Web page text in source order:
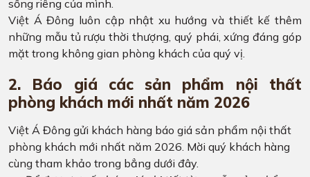
sống riêng của mình.
Việt Á Đông luôn cập nhật xu hướng và thiết kế thêm
những mẫu tủ rượu thời thượng, quý phái, xứng đáng góp
mặt trong không gian phòng khách của quý vị.
2. Báo giá các sản phẩm nội thất
phòng khách mới nhất năm 2026
Việt Á Đông gửi khách hàng báo giá sản phẩm nội thất
phòng khách mới nhất năm 2026. Mời quý khách hàng
cùng tham khảo trong bẳng dưới đây.